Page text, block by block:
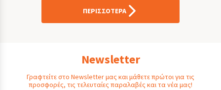
ΠΕΡΙΣΣΟΤΕΡΑ
Newsletter
Γραφτείτε στο Newsletter μας και μάθετε πρώτοι για τις
προσφορές, τις τελευταίες παραλαβές και τα νέα μας!